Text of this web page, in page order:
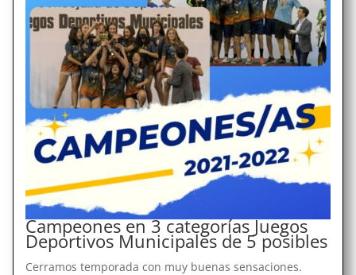
Campeones en 3 categorías Juegos
Deportivos Municipales de 5 posibles
Cerramos temporada con muy buenas sensaciones.